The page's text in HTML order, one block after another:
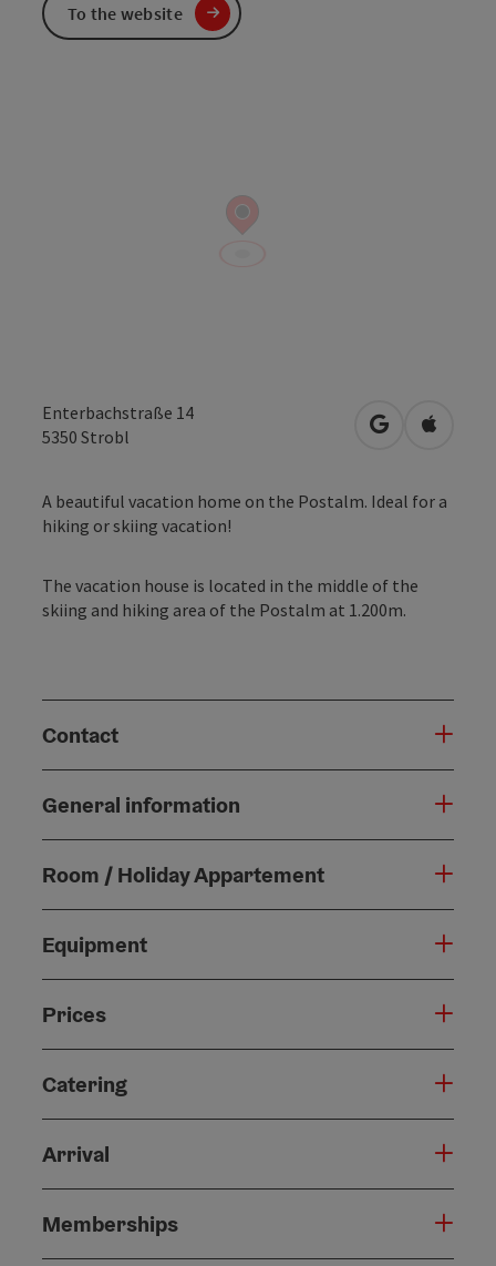
Enterbachstraße 14
5350 Strobl open inOpen in
A beautiful vacation home on the Postalm. Ideal for a
hiking or skiing vacation!
The vacation house is located in the middle of the
skiing and hiking area of the Postalm at 1.200m.
Contact
General information
Room / Holiday Appartement
Equipment
Prices
Catering
Arrival
Memberships
To the website